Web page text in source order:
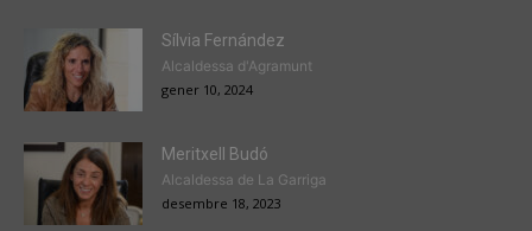
Sílvia Fernández
Alcaldessa d'Agramunt
gener 10, 2024
Meritxell Budó
Alcaldessa de La Garriga
desembre 18, 2023